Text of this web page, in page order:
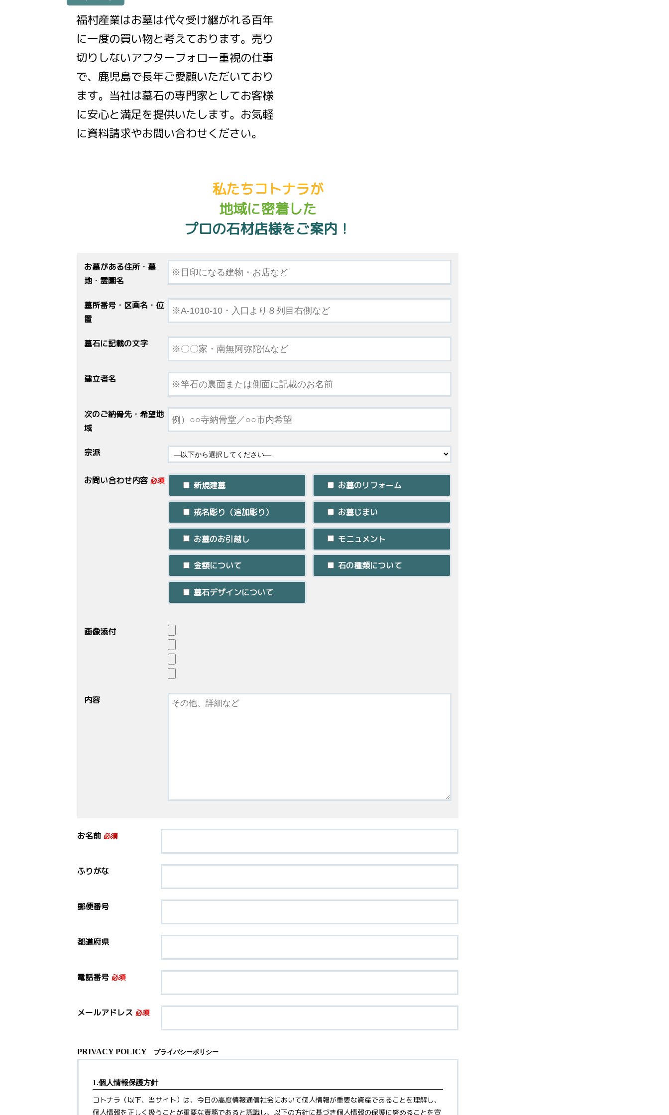
福村産業はお墓は代々受け継がれる百年
に一度の買い物と考えております。売り
切りしないアフターフォロー重視の仕事
で、鹿児島で長年ご愛顧いただいており
ます。当社は墓石の専門家としてお客様
に安心と満足を提供いたします。お気軽
に資料請求やお問い合わせください。
私たちコトナラが
地域に密着した
プロの石材店様をご案内！
お墓がある住所・墓
地・霊園名
墓所番号・区画名・位
置
墓石に記載の文字
建立者名
次のご納骨先・希望地
域
宗派
お問い合わせ内容 必須 新規建墓 お墓のリフォーム
戒名彫り（追加彫り） お墓じまい
お墓のお引越し モニュメント
金額について 石の種類について
墓石デザインについて
画像添付
内容
お名前 必須
ふりがな
郵便番号
都道府県
電話番号 必須
メールアドレス 必須
PRIVACY POLICY プライバシーポリシー
1.個人情報保護方針
コトナラ（以下、当サイト）は、今日の高度情報通信社会において個人情報が重要な資産であることを理解し、
個人情報を正しく扱うことが重要な責務であると認識し、以下の方針に基づき個人情報の保護に努めることを宣